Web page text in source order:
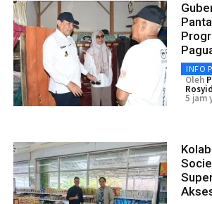
INFO
Oleh
5 jam